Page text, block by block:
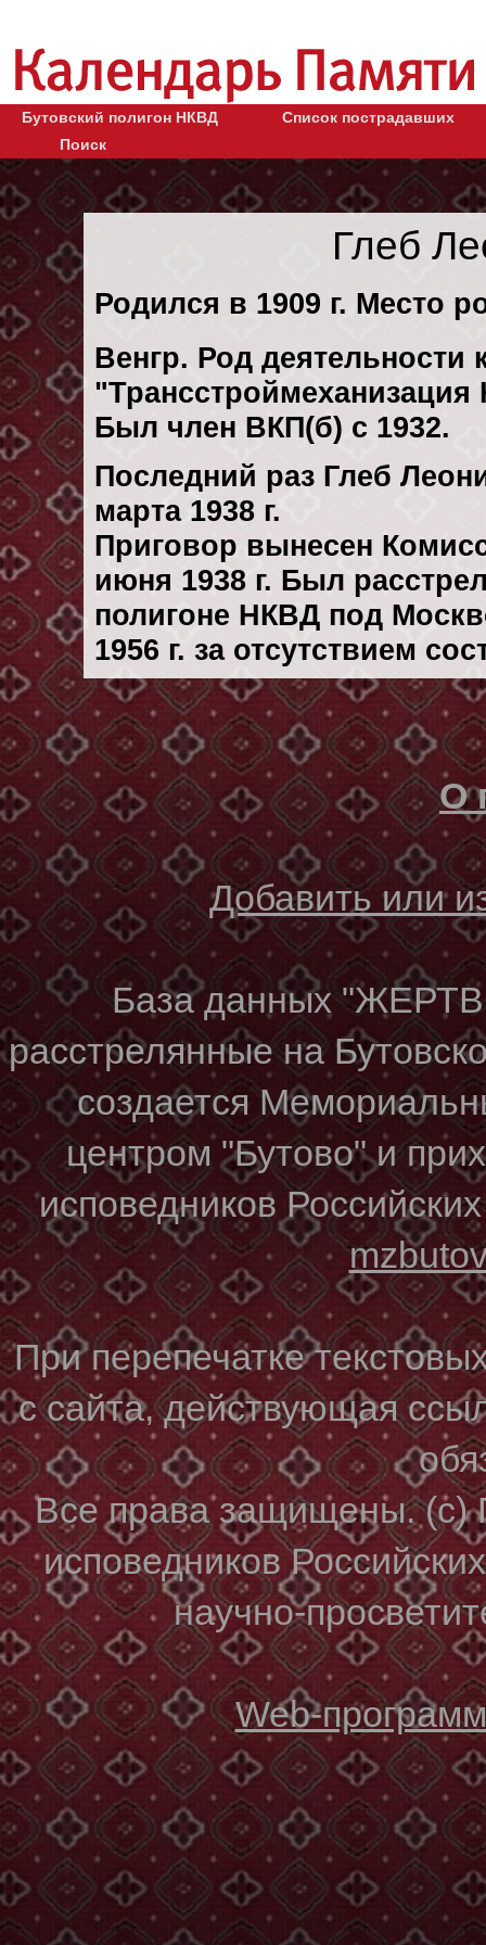
Бутовский полигон НКВД
Список пострадавших
Поиск
Глеб
Родился в 1909 г. Место
Венгр. Род деятельности
Был член ВКП(б) с 1932.
Последний раз Глеб
марта 1938 г.
Приговор вынесен
июня 1938 г. Был
полигоне НКВД под
1956 г. за отсутствием
О
Добавить или
База данных
расстрелянные на
создается
центром "Бутово" и
исповедников
При перепечатке
с сайта, действующая
Все права защищены. (с)
исповедников
научно-
Web-